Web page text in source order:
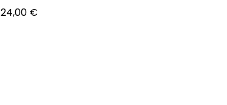
24,00 €